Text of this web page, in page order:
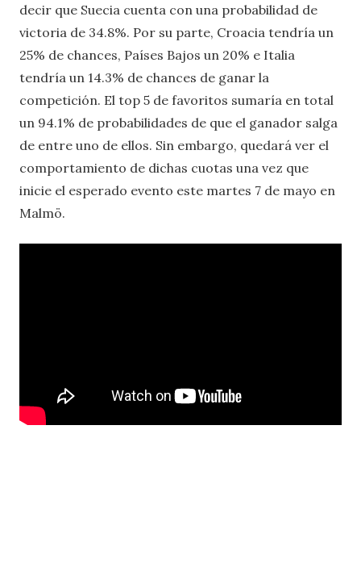
decir que Suecia cuenta con una probabilidad de
victoria de 34.8%. Por su parte, Croacia tendría un
25% de chances, Países Bajos un 20% e Italia
tendría un 14.3% de chances de ganar la
competición. El top 5 de favoritos sumaría en total
un 94.1% de probabilidades de que el ganador salga
de entre uno de ellos. Sin embargo, quedará ver el
comportamiento de dichas cuotas una vez que
inicie el esperado evento este martes 7 de mayo en
Malmö.